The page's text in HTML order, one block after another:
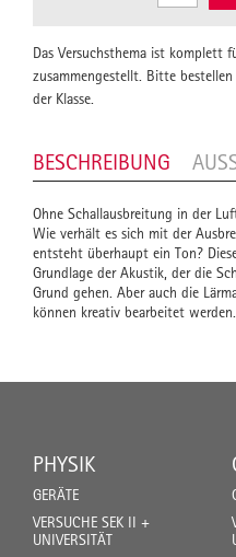
Das Versuchsthema ist komplett
zusammengestellt. Bitte
der Klasse.
BESCHREIBUNG
Ohne Schallausbreitung in der
Wie verhält es sich mit der
entsteht überhaupt ein Ton?
Grundlage der Akustik, der die
Grund gehen. Aber auch die
können kreativ bearbeitet werden.
PHYSIK
GERÄTE
VERSUCHE SEK II +
UNIVERSITÄT